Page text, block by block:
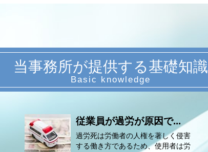
当事務所が提供する基礎知識
従業員が過労が原因で...
過労死は労働者の人権を著しく侵害
する働き方であるため、使用者は労